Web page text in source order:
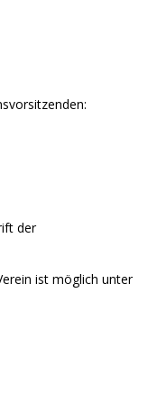
der
ist möglich unter